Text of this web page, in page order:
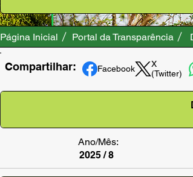
Página Inicial Portal da Transparência
Compartilhar: Facebook
X
(Twitter)
Ano/Mês:
2025 / 8